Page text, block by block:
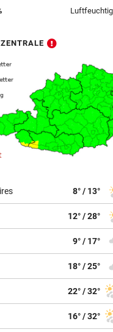
8° / 13°
12° / 28°
9° / 17°
18° / 25°
22° / 32°
16° / 32°